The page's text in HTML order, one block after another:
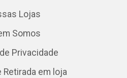
Lojas
Somos
Privacidade
Retirada em loja